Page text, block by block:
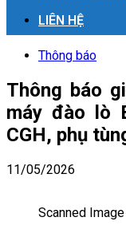
LIÊN HỆ
Thông báo
Thông báo
máy đào lò
CGH, phụ
11/05/2026
Scanned Image